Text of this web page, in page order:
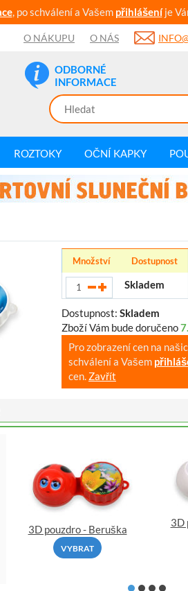
, po schválení a Vašem přihlášeníje
O NÁKUPU O NÁS
ODBORNÉ
INFORMACE
ROZTOKY OČNÍ KAPKY
Množství Dostupnost
Skladem
Dostupnost: Skladem
Zboží Vám bude doručeno
Pro zobrazení cen na
schválení a Vašem
cen. Zavřít
3D pouzdro - Beruška
VYBRAT
3D